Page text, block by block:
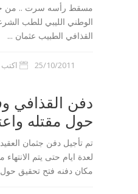
مسقط رأسه سرت .. من
الوطني الليبي للطب
القذافي الطبيب عثمان ...
25/10/2011 اكتب
دفن القذافي
حول مقتله
تم تأجيل دفن جثمان
لعدة ايام حتى يتم الانتهاء
مكان دفنه فتح تحقيق حول